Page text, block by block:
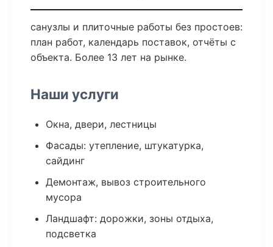
санузлы и плиточные работы без простоев:
план работ, календарь поставок, отчёты с
объекта. Более 13 лет на рынке.
Наши услуги
Окна, двери, лестницы
Фасады: утепление, штукатурка,
сайдинг
Демонтаж, вывоз строительного
мусора
Ландшафт: дорожки, зоны отдыха,
подсветка